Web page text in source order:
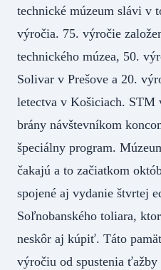
technické múzeum slávi v
výročia. 75. výročie
technického múzea, 50.
Solivar v Prešove a 20.
letectva v Košiciach.
brány návštevníkom
špeciálny program.
čakajú a to začiatkom
spojené aj vydanie štvrtej
Soľnobanského toliara,
neskôr aj kúpiť. Táto
výročiu od spustenia ťažby